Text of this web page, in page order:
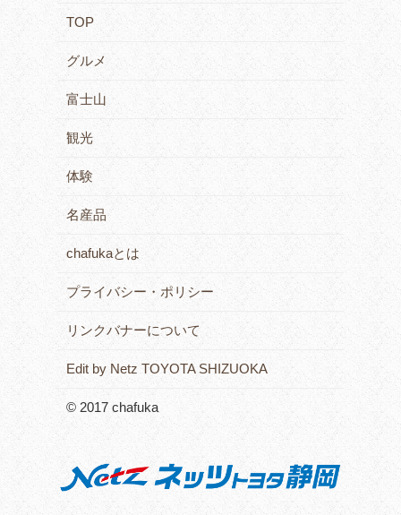
TOP
グルメ
富士山
観光
体験
名産品
chafukaとは
プライバシー・ポリシー
リンクバナーについて
Edit by Netz TOYOTA SHIZUOKA
© 2017 chafuka